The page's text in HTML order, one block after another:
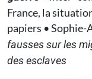
France, la
papiers • Sophie-
fausses sur les
des esclaves